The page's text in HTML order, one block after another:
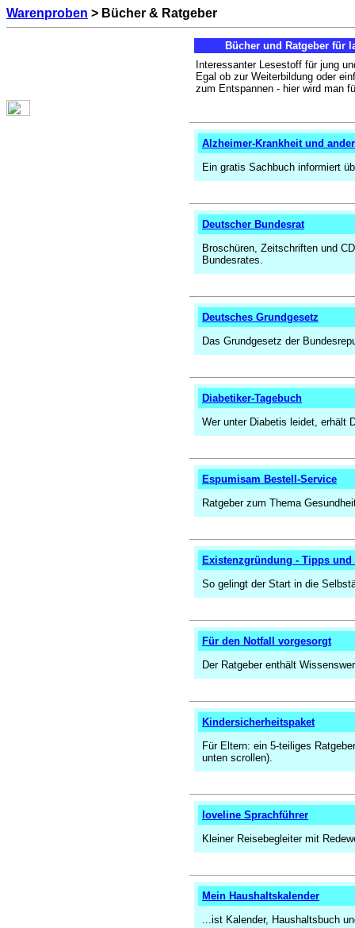
Warenproben > Bücher & Ratgeber
Bücher und Ratgeber für
Interessanter Lesestoff für jung
Egal ob zur Weiterbildung oder
zum Entspannen - hier wird man
Alzheimer-Krankheit und
Ein gratis Sachbuch informiert
Deutscher Bundesrat
Broschüren, Zeitschriften und
Bundesrates.
Deutsches Grundgesetz
Das Grundgesetz der
Diabetiker-Tagebuch
Wer unter Diabetis leidet, erhält
Espumisam Bestell-Service
Ratgeber zum Thema
Existenzgründung - Tipps und
So gelingt der Start in die
Für den Notfall vorgesorgt
Der Ratgeber enthält
Kindersicherheitspaket
Für Eltern: ein 5-teiliges
unten scrollen).
loveline Sprachführer
Kleiner Reisebegleiter mit
Mein Haushaltskalender
...ist Kalender, Haushaltsbuch